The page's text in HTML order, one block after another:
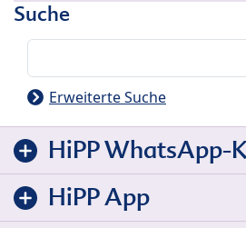
Suche
Erweiterte Suche
HiPP WhatsApp-
HiPP App